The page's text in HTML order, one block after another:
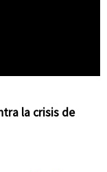
la crisis de